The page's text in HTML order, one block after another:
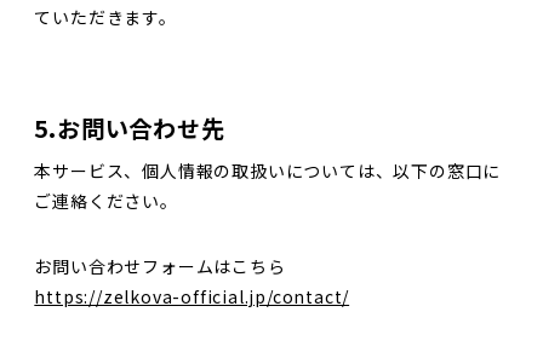
ていただきます。
5.お問い合わせ先
本サービス、個人情報の取扱いについては、以下の窓口に
ご連絡ください。
お問い合わせフォームはこちら
https://zelkova-official.jp/contact/